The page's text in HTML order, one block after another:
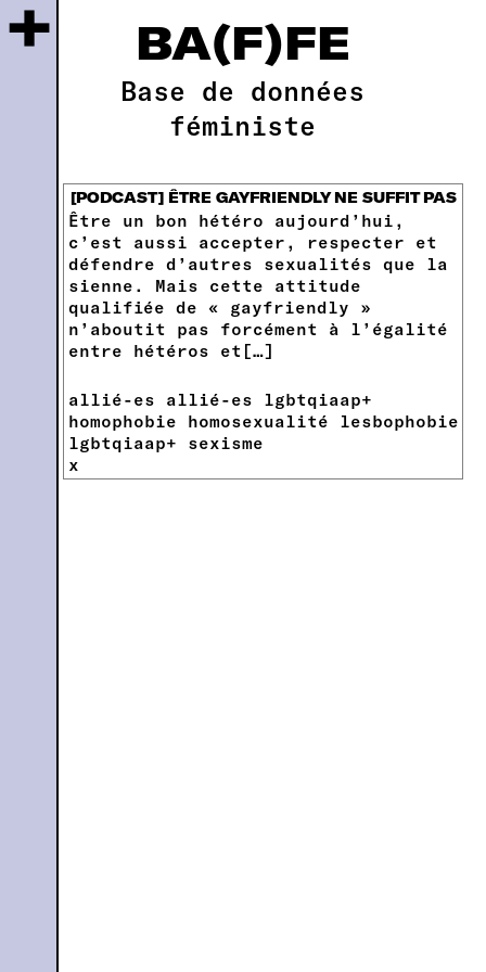
BA(F)FE
Base de données
féministe
+
[PODCAST] ÊTRE GAYFRIENDLY NE SUFFIT PAS
Être un bon hétéro aujourd’hui,
c’est aussi accepter, respecter et
défendre d’autres sexualités que la
sienne. Mais cette attitude
qualifiée de « gayfriendly »
n’aboutit pas forcément à l’égalité
entre hétéros et[…]
allié-es
allié-es lgbtqiaap+
homophobie
homosexualité
lesbophobie
lgbtqiaap+
sexisme
x